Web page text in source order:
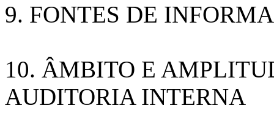
9. FONTES DE
10. ÂMBITO E
AUDITORIA INTERNA